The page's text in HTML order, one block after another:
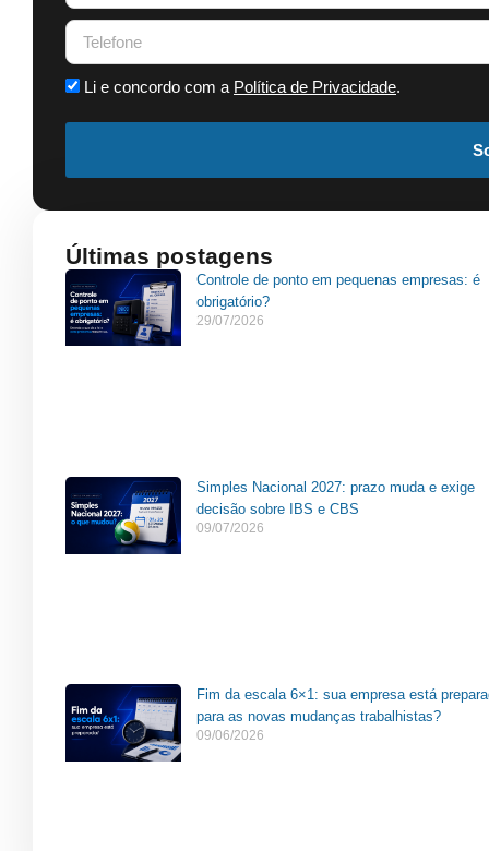
Li e concordo com a Política de Privacidade.
Últimas postagens
Controle de ponto em pequenas empresas: é
obrigatório?
29/07/2026
Simples Nacional 2027: prazo muda e exige
decisão sobre IBS e CBS
09/07/2026
Fim da escala 6×1: sua empresa está
para as novas mudanças trabalhistas?
09/06/2026